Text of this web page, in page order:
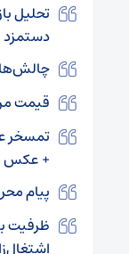
دستمزد
قیمت مرغ،
تمسخر
+ عکس
پیام
ظرفیت